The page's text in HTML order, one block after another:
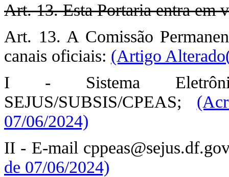
Art. 13. Esta Portaria entra em
Art. 13. A Comissão
canais oficiais: (Artigo
I - Sistema
SEJUS/SUBSIS/CPEAS;
07/06/2024)
II - E-mail
de 07/06/2024)